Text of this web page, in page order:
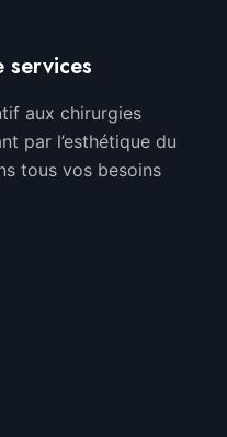
services
aux chirurgies
par l’esthétique du
tous vos besoins